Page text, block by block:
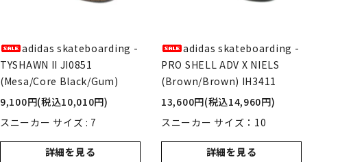
adidas skateboarding -
TYSHAWN II JI0851
(Mesa/Core Black/Gum)
9,100円(税込10,010円)
スニーカー サイズ : 7
詳細を見る
adidas skateboarding -
PRO SHELL ADV X NIELS
(Brown/Brown) IH3411
13,600円(税込14,960円)
スニーカー サイズ：10
詳細を見る